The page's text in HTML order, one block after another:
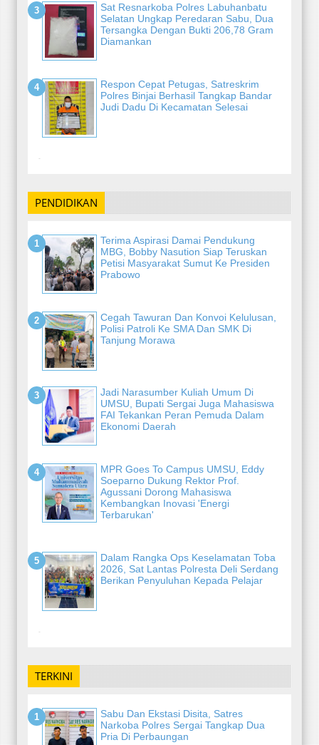
Sat Resnarkoba Polres Labuhanbatu
Selatan Ungkap Peredaran Sabu, Dua
Tersangka Dengan Bukti 206,78 Gram
Diamankan
Respon Cepat Petugas, Satreskrim
Polres Binjai Berhasil Tangkap Bandar
Judi Dadu Di Kecamatan Selesai
-
PENDIDIKAN
Terima Aspirasi Damai Pendukung
MBG, Bobby Nasution Siap Teruskan
Petisi Masyarakat Sumut Ke Presiden
Prabowo
Cegah Tawuran Dan Konvoi Kelulusan,
Polisi Patroli Ke SMA Dan SMK Di
Tanjung Morawa
Jadi Narasumber Kuliah Umum Di
UMSU, Bupati Sergai Juga Mahasiswa
FAI Tekankan Peran Pemuda Dalam
Ekonomi Daerah
MPR Goes To Campus UMSU, Eddy
Soeparno Dukung Rektor Prof.
Agussani Dorong Mahasiswa
Kembangkan Inovasi 'Energi
Terbarukan'
Dalam Rangka Ops Keselamatan Toba
2026, Sat Lantas Polresta Deli Serdang
Berikan Penyuluhan Kepada Pelajar
-
TERKINI
Sabu Dan Ekstasi Disita, Satres
Narkoba Polres Sergai Tangkap Dua
Pria Di Perbaungan